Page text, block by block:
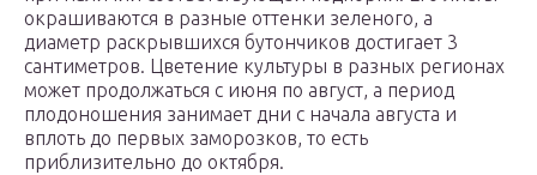
окрашиваются в разные оттенки зеленого, а
диаметр раскрывшихся бутончиков достигает 3
сантиметров. Цветение культуры в разных регионах
может продолжаться с июня по август, а период
плодоношения занимает дни с начала августа и
вплоть до первых заморозков, то есть
приблизительно до октября.